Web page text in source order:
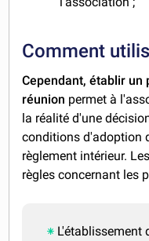
Comment
Cependant, établir un
réunion permet à
la réalité d'une
conditions d'adoption
règlement intérieur.
règles concernant les
L'établissement